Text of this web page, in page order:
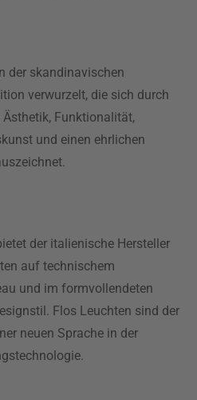
der skandinavischen
verwurzelt, die sich durch
Funktionalität,
und einen ehrlichen
der italienische Hersteller
auf technischem
und im formvollendeten
Flos Leuchten sind der
neuen Sprache in der